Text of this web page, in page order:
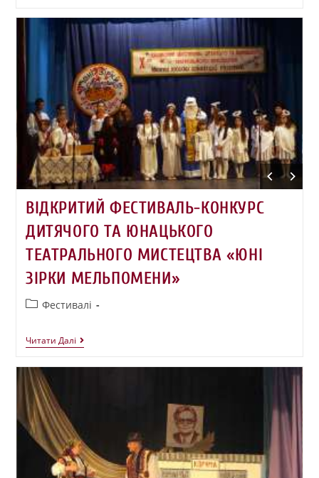
ВІДКРИТИЙ ФЕСТИВАЛЬ-КОНКУРС
ДИТЯЧОГО ТА ЮНАЦЬКОГО
ТЕАТРАЛЬНОГО МИСТЕЦТВА «ЮНІ
ЗІРКИ МЕЛЬПОМЕНИ»
Фестивалі
Читати Далі